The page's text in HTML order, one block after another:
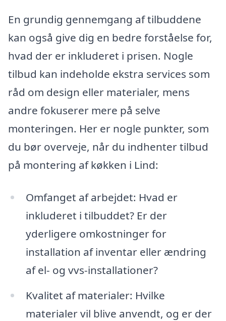
En grundig gennemgang af tilbuddene
kan også give dig en bedre forståelse for,
hvad der er inkluderet i prisen. Nogle
tilbud kan indeholde ekstra services som
råd om design eller materialer, mens
andre fokuserer mere på selve
monteringen. Her er nogle punkter, som
du bør overveje, når du indhenter tilbud
på montering af køkken i Lind:
Omfanget af arbejdet: Hvad er
inkluderet i tilbuddet? Er der
yderligere omkostninger for
installation af inventar eller ændring
af el- og vvs-installationer?
Kvalitet af materialer: Hvilke
materialer vil blive anvendt, og er der